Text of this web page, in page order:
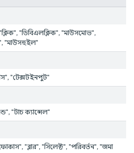
"ডিবিএলক্লিক", "মাউসমোভ",
"মাউসহুইল"
"টেক্সটইনপুট"
"টাচ ক্যান্সেল"
"ব্লার", "সিলেক্ট", "পরিবর্তন", "জমা